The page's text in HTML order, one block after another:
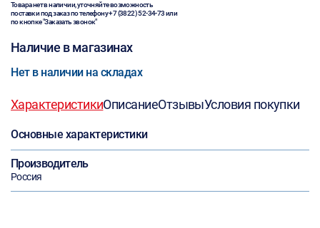
Товара нет в наличии, уточняйте возможность
поставки под заказ по телефону+7 (3822) 52-34-73или
по кнопке "Заказать звонок"
Наличие в магазинах
Нет в наличии на складах
ХарактеристикиОписаниеОтзывыУсловия покупки
Основные характеристики
Производитель
Россия